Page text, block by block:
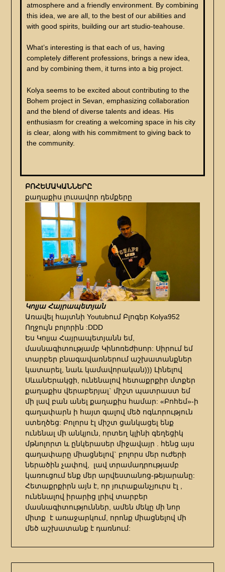
atmosphere and a friendly environment. By combining
this idea, we are all, to the best of our abilities and
with good spirits, building our art studio-teahouse.
What’s interesting is that each of us, having
completely different professions, brings a new idea,
and by combining them, it turns into a big project.
Kolya seems to be excited about contributing to the
Bohem project in Sevan, emphasizing collaboration
and the blend of diverse talents and ideas. His
enthusiasm for creating a welcoming space in his city
is clear, along with his commitment to giving back to
the community.
ԲՈՀԵՄԱԿԱՆՆԵՐԸ
քաղաքիս լուսավոր դեմքերը
Կոլյա Հայրապետյան
Առավել հայտնի Youtubում Բլոգեր Kolya952
Ողջույն բոլորին :DDD
Ես Կոլյա Հայրապետյանն եմ,
մասնագիտությամբ Կինոռեժիսոր: Սիրում եմ
տարբեր բնագավառներում աշխատանքներ
կատարել, նաև կամավորական))) Լինելով
ՍևանԵրակցի, ունենալով հետաքրքիր մտքեր
քաղաքիս վերաբերյալ` միշտ պատրաստ եմ
մի լավ բան անել քաղաքիս համար: «Բոհեմ»-ի
գաղափարն ի հայտ գալով մեծ ոգևորություն
ստեղծեց: Բոլորս էլ միշտ ցանկացել ենք
ունենալ մի անկյուն, որտեղ կլինի գեղեցիկ
մթնոլորտ և ընկերասեր միջավայր . հենց այս
գաղափարը միացնելով` բոլորս մեր ուժերի
ներածին չափով, լավ տրամադրությամբ
կառուցում ենք մեր արվեստանոց-թեյարանը:
Հետաքրքիրն այն է, որ յուրաքանչյուրս էլ ,
ունենալով իրարից լրիվ տարբեր
մասնագիտություններ, ամեն մեկը մի նոր
միտք է առաջարկում, որոնք միացնելով մի
մեծ աշխատանք է դառնում: